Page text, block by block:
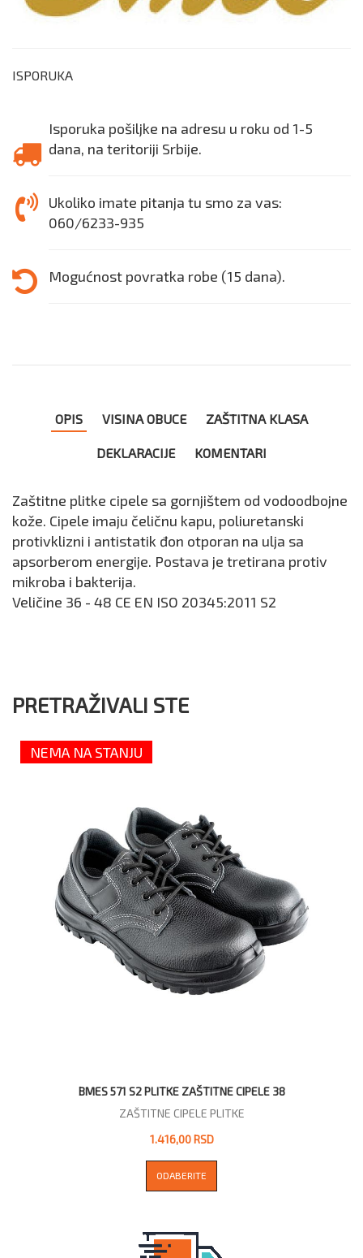
ISPORUKA
Isporuka pošiljke na adresu u roku od 1-5
dana, na teritoriji Srbije.
Ukoliko imate pitanja tu smo za vas:
060/6233-935
Mogućnost povratka robe (15 dana).
OPIS VISINA OBUCE ZAŠTITNA KLASA
DEKLARACIJE KOMENTARI
Zaštitne plitke cipele sa gornjištem od vodoodbojne
kože. Cipele imaju čeličnu kapu, poliuretanski
protivklizni i antistatik đon otporan na ulja sa
apsorberom energije. Postava je tretirana protiv
mikroba i bakterija.
Veličine 36 - 48 CE EN ISO 20345:2011 S2
PRETRAŽIVALI STE
NEMA NA STANJU
BMES 571 S2 PLITKE ZAŠTITNE CIPELE 38
ZAŠTITNE CIPELE PLITKE
1.416,00 RSD
ODABERITE